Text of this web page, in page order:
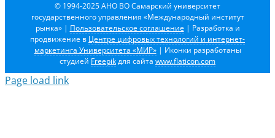
© 1994-2025 АНО ВО Самарский университет
государственного управления «Международный институт
рынка» | Пользовательское соглашение | Разработка и
продвижение в Центре цифровых технологий и интернет-
маркетинга Университета «МИР»| Иконки разработаны
студией Freepikдля сайта www.flaticon.com
Page load link